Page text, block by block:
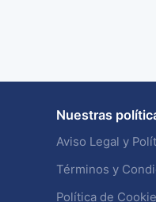
Nuestras
Aviso Legal y
Términos y
Política de